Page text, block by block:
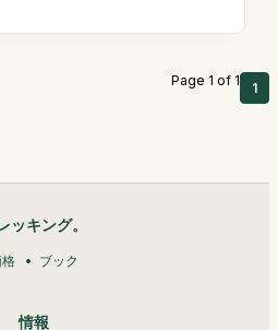
Page 1 of 1 1
ッキング。
ブック
情報